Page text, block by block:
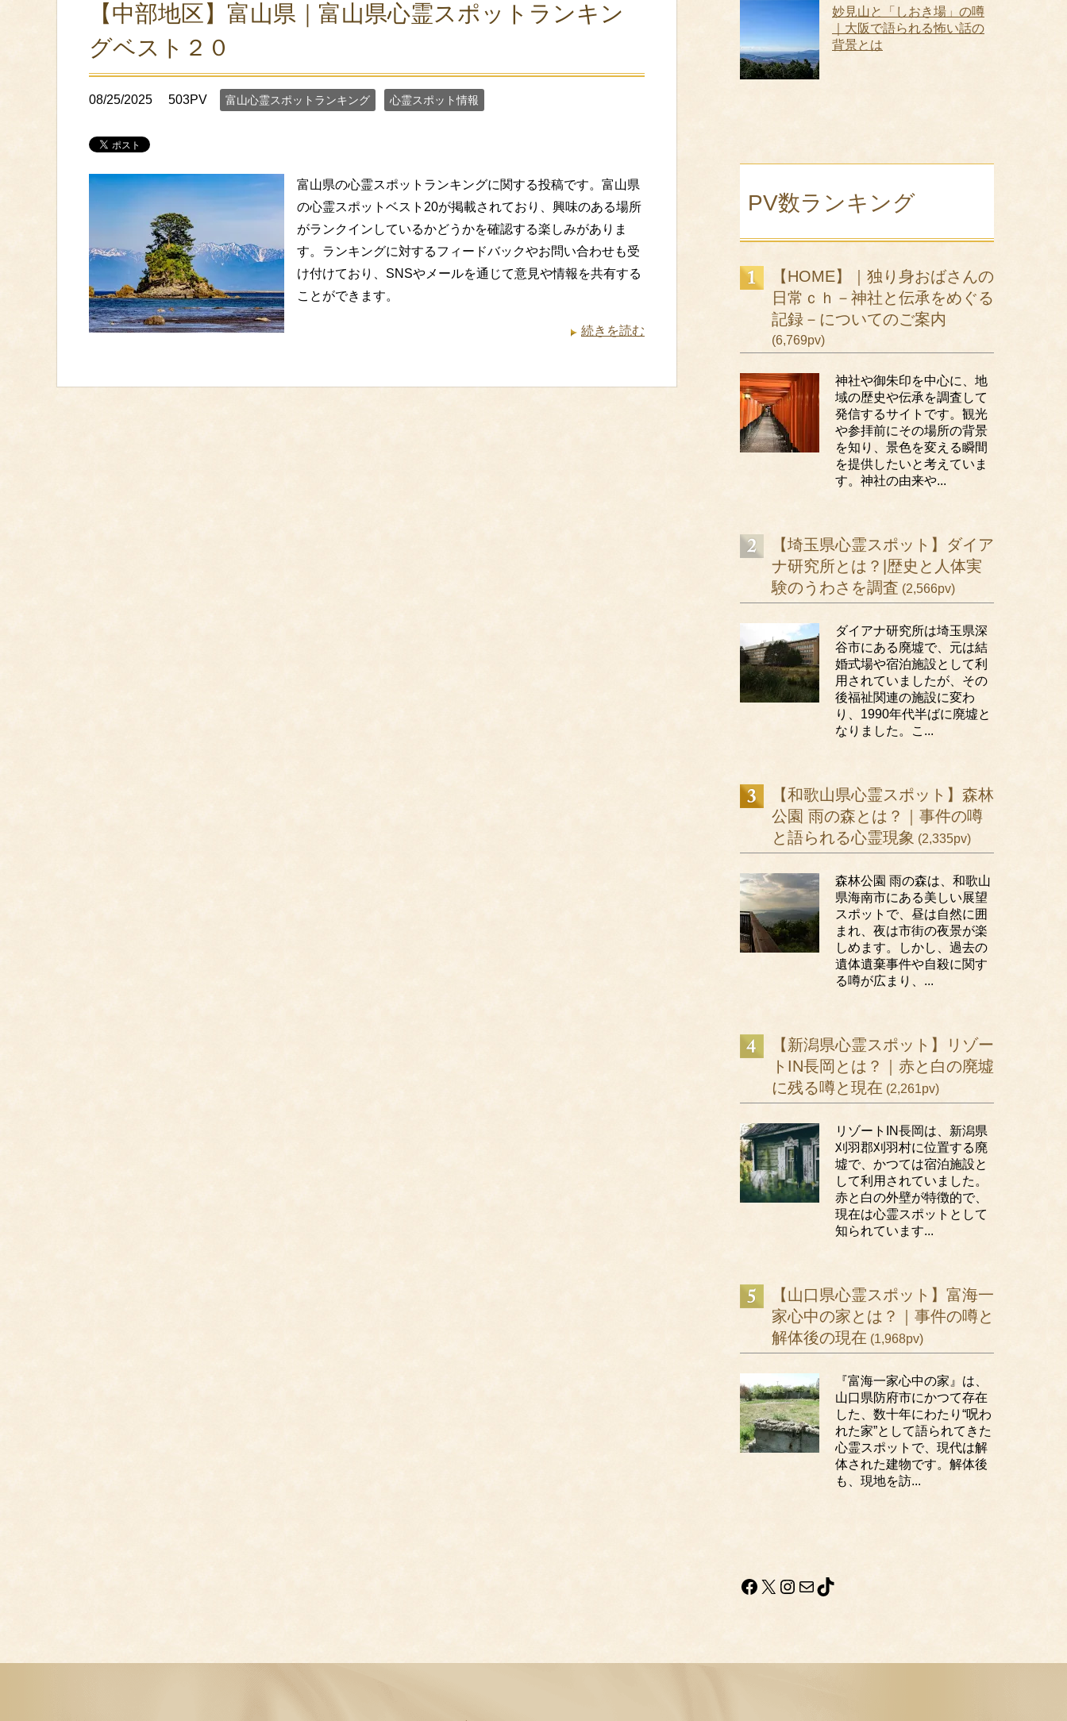
【中部地区】富山県｜富山県心霊スポットランキン
グベスト２０
08/25/2025 503PV 富山心霊スポットランキング 心霊スポット情報
富山県の心霊スポットランキングに関する投稿です。富山県
の心霊スポットベスト20が掲載されており、興味のある場所
がランクインしているかどうかを確認する楽しみがありま
す。ランキングに対するフィードバックやお問い合わせも受
け付けており、SNSやメールを通じて意見や情報を共有する
ことができます。
続きを読む
妙見山と「しおき場」の噂
｜大阪で語られる怖い話の
背景とは
PV数ランキング
【HOME】｜独り身おばさんの
日常ｃｈ－神社と伝承をめぐる
記録－についてのご案内
(6,769pv)
神社や御朱印を中心に、地
域の歴史や伝承を調査して
発信するサイトです。観光
や参拝前にその場所の背景
を知り、景色を変える瞬間
を提供したいと考えていま
す。神社の由来や...
【埼玉県心霊スポット】ダイア
ナ研究所とは？|歴史と人体実
験のうわさを調査 (2,566pv)
ダイアナ研究所は埼玉県深
谷市にある廃墟で、元は結
婚式場や宿泊施設として利
用されていましたが、その
後福祉関連の施設に変わ
り、1990年代半ばに廃墟と
なりました。こ...
【和歌山県心霊スポット】森林
公園 雨の森とは？｜事件の噂
と語られる心霊現象 (2,335pv)
森林公園 雨の森は、和歌山
県海南市にある美しい展望
スポットで、昼は自然に囲
まれ、夜は市街の夜景が楽
しめます。しかし、過去の
遺体遺棄事件や自殺に関す
る噂が広まり、...
【新潟県心霊スポット】リゾー
トIN長岡とは？｜赤と白の廃墟
に残る噂と現在 (2,261pv)
リゾートIN長岡は、新潟県
刈羽郡刈羽村に位置する廃
墟で、かつては宿泊施設と
して利用されていました。
赤と白の外壁が特徴的で、
現在は心霊スポットとして
知られています...
【山口県心霊スポット】富海一
家心中の家とは？｜事件の噂と
解体後の現在 (1,968pv)
『富海一家心中の家』は、
山口県防府市にかつて存在
した、数十年にわたり“呪わ
れた家”として語られてきた
心霊スポットで、現代は解
体された建物です。解体後
も、現地を訪...
Facebook
X Instagram
メールTikTok